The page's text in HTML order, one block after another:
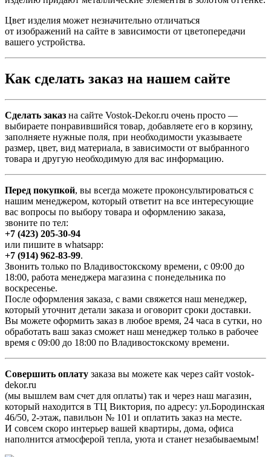
Цвет изделия может незначительно отличаться
от изображений на сайте в зависимости от цветопередачи
вашего устройства.
Как сделать заказ на нашем сайте
Сделать заказ на сайте Vostok-Dekor.ru очень просто —
выбираете понравившийся товар, добавляете его в корзину,
заполняете нужные поля, при необходимости указываете
размер, цвет, вид материала, в зависимости от выбранного
товара и другую необходимую для вас информацию.
Перед покупкой, вы всегда можете проконсультироваться с
нашим менеджером, который ответит на все интересующие
вас вопросы по выбору товара и оформлению заказа,
звоните по тел:
+7 (423) 205-30-94
или пишите в whatsapp:
+7 (914) 962-83-99.
Звонить только по Владивостокскому времени, с 09:00 до
18:00, работа менеджера магазина с понедельника по
воскресенье.
После оформления заказа, с вами свяжется наш менеджер,
который уточнит детали заказа и оговорит сроки доставки.
Вы можете оформить заказ в любое время, 24 часа в сутки, но
обработать ваш заказ сможет наш менеджер только в рабочее
время с 09:00 до 18:00 по Владивостокскому времени.
Совершить оплату заказа вы можете как через сайт vostok-
dekor.ru
(мы вышлем вам счет для оплаты) так и через наш магазин,
который находится в ТЦ Виктория, по адресу: ул.Бородинская
46/50, 2-этаж, павильон № 101 и оплатить заказ на месте.
И совсем скоро интерьер вашей квартиры, дома, офиса
наполнится атмосферой тепла, уюта и станет незабываемым!